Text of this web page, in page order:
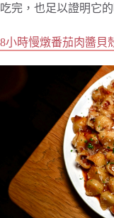
吃完，也足以證明它的
8小時慢燉番茄肉醬貝